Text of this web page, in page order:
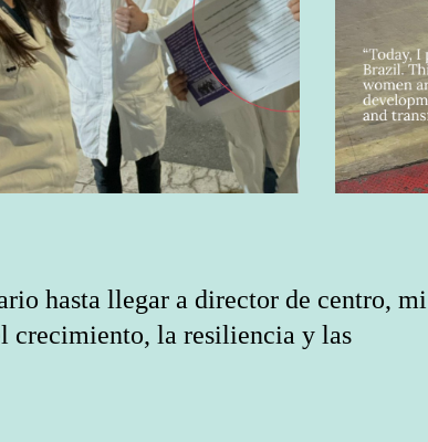
hasta llegar a director de centro, mi
crecimiento, la resiliencia y las